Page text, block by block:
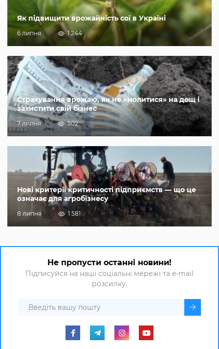
Як підвищити врожайність сої в Україні
6 липня 1 244
Страхування врожаю, як не «молитися» на дощ і
захистити свій бізнес
7 липня 502
Нові критерії критичності підприємств — що це
означає для агробізнесу
8 липня 1 581
Не пропусти останні новини!
Підписуйся на наші соціальні мережі та e-mail
розсилку.